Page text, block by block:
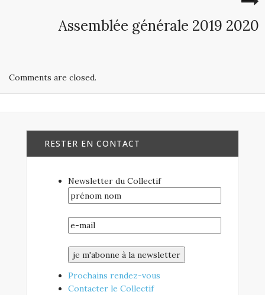
Assemblée générale 2019 2020
Comments are closed.
RESTER EN CONTACT
Newsletter du Collectif
Prochains rendez-vous
Contacter le Collectif